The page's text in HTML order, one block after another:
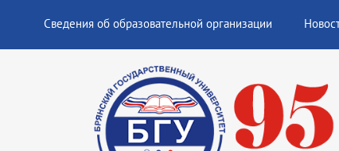
Сведения об образовательной организации